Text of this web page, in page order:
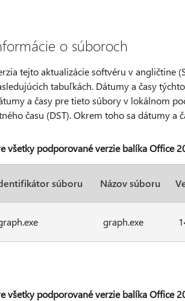
o súboroch
tejto aktualizácie softvéru v angličtine
tabuľkách. Dátumy a časy
a časy pre tieto súbory v lokálnom
času (DST). Okrem toho sa dátumy
všetky podporované verzie balíka Office
súboru Názov súboru
graph.exe
všetky podporované verzie balíka Office